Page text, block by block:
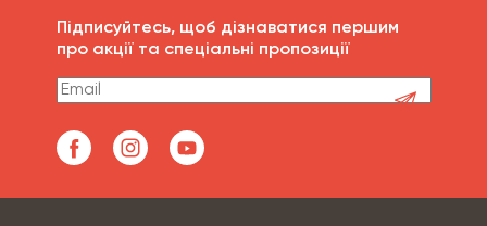
Підписуйтесь, щоб дізнаватися першим
про акції та спеціальні пропозиції